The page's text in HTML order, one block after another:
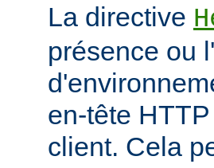
La directive
présence ou
en-tête
client. Cela